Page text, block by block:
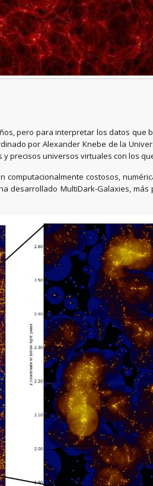
pero para interpretar los datos que
por Alexander Knebe de la
precisos universos virtuales con los
costosos,
desarrollado MultiDark-Galaxies,